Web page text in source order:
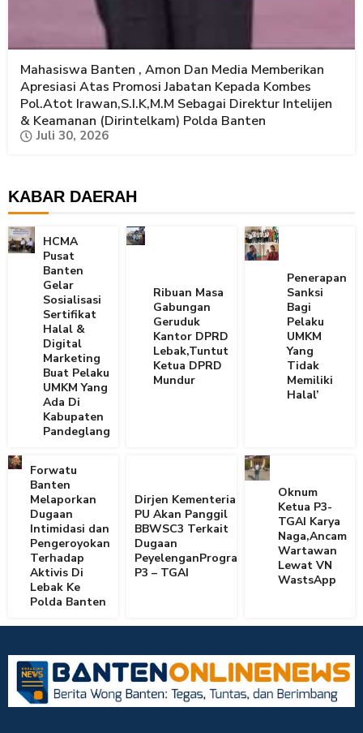
Mahasiswa Banten , Amon Dan Media Memberikan
Apresiasi Atas Promosi Jabatan Kepada Kombes
Pol.Atot Irawan,S.I.K,M.M Sebagai Direktur Intelijen
& Keamanan (Dirintelkam) Polda Banten
Juli 30, 2026
KABAR DAERAH
HCMA
Pusat
Banten
Gelar
Sosialisasi
Sertifikat
Halal &
Digital
Marketing
Buat Pelaku
UMKM Yang
Ada Di
Kabupaten
Pandeglang
Ribuan Masa
Gabungan
Geruduk
Kantor DPRD
Lebak,Tuntut
Ketua DPRD
Mundur
Penerapan
Sanksi
Bagi
Pelaku
UMKM
Yang
Tidak
Memiliki
Halal’
Forwatu
Banten
Melaporkan
Dugaan
Intimidasi dan
Pengeroyokan
Terhadap
Aktivis Di
Lebak Ke
Polda Banten
Dirjen Kementerian
PU Akan Panggil
BBWSC3 Terkait
Dugaan
PeyelenganProgram
P3 – TGAI
Oknum
Ketua P3-
TGAI Karya
Naga,Ancam
Wartawan
Lewat VN
WastsApp